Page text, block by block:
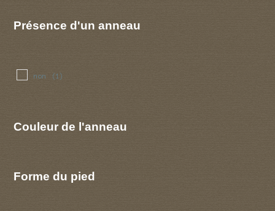
Présence d'un anneau
non (1)
Couleur de l'anneau
Forme du pied